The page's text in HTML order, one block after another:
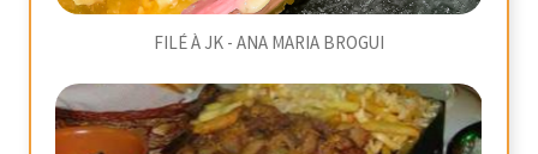
FILÉ À JK - ANA MARIA BROGUI